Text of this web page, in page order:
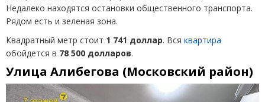
Недалеко находятся остановки общественного транспорта.
Рядом есть и зеленая зона.
Квадратный метр стоит 1 741 доллар. Вся квартира
обойдется в 78 500 долларов.
Улица Алибегова (Московский район)